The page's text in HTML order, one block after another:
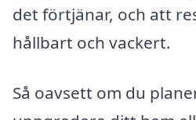
det förtjänar, och att
hållbart och vackert.
Så oavsett om du